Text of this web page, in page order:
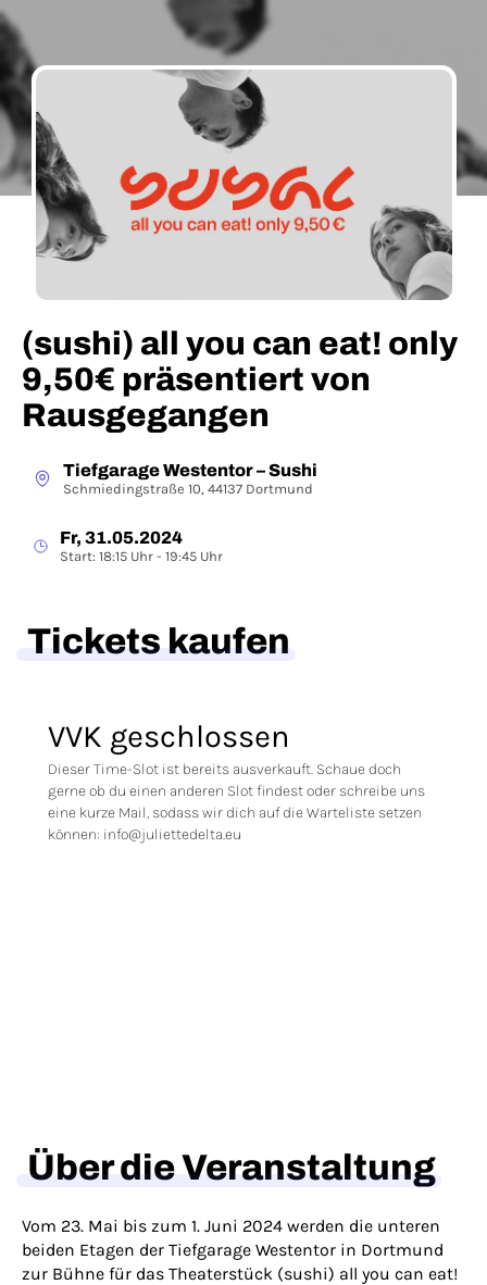
(sushi) all you can eat! only
9,50€ präsentiert von
Rausgegangen
Tiefgarage Westentor – Sushi
Schmiedingstraße 10, 44137 Dortmund
Fr, 31.05.2024
Start: 18:15 Uhr - 19:45 Uhr
Tickets kaufen
VVK geschlossen
Dieser Time-Slot ist bereits ausverkauft. Schaue doch
gerne ob du einen anderen Slot findest oder schreibe uns
eine kurze Mail, sodass wir dich auf die Warteliste setzen
können: info@juliettedelta.eu
Über die Veranstaltung
Vom 23. Mai bis zum 1. Juni 2024 werden die unteren
beiden Etagen der Tiefgarage Westentor in Dortmund
zur Bühne für das Theaterstück (sushi) all you can eat!